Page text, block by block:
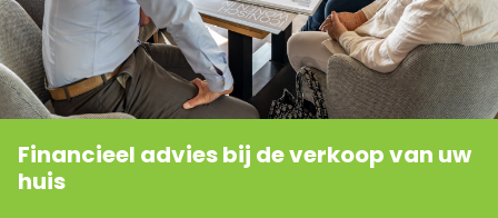
Financieel advies bij de verkoop van uw
huis